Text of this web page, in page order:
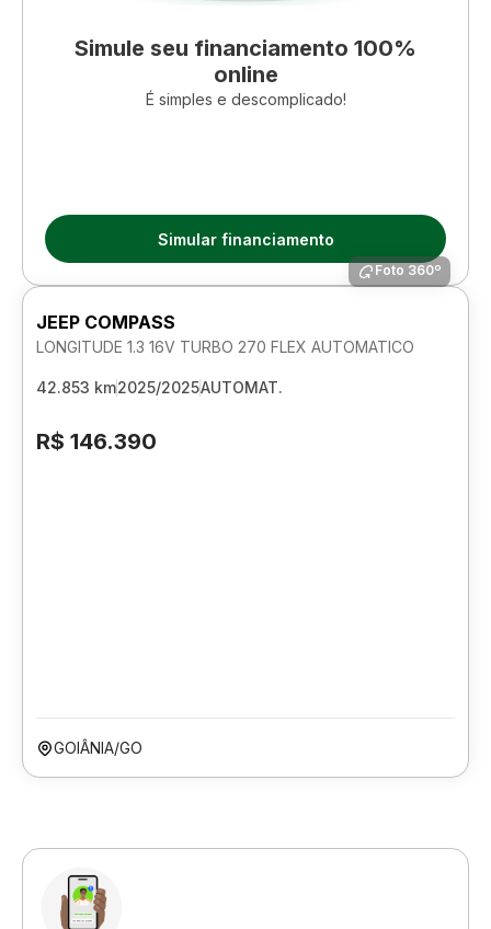
Simule seu financiamento 100%
online
É simples e descomplicado!
Simular financiamento
Foto 360º
JEEP COMPASS
LONGITUDE 1.3 16V TURBO 270 FLEX AUTOMATICO
42.853 km2025/2025AUTOMAT.
R$ 146.390
GOIÂNIA/GO